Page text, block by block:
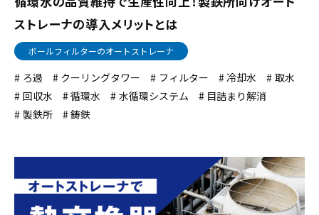
ストレーナの導入メリットとは
ボールフィルターのオートストレーナ
ろ過 クーリングタワー フィルター 冷却水
取水
回収水
循環水 水循環システム
目詰まり解消
製鉄所
鋳鉄